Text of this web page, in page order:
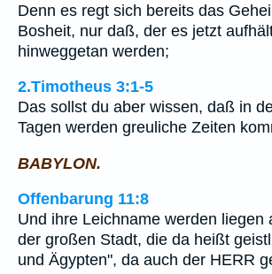
Denn es regt sich bereits das
Bosheit, nur daß, der es jetzt
hinweggetan werden;
2.Timotheus 3:1-5
Das sollst du aber wissen, daß in
Tagen werden greuliche Zeiten
BABYLON.
Offenbarung 11:8
Und ihre Leichname werden liegen
der großen Stadt, die da heißt
und Ägypten", da auch der HERR